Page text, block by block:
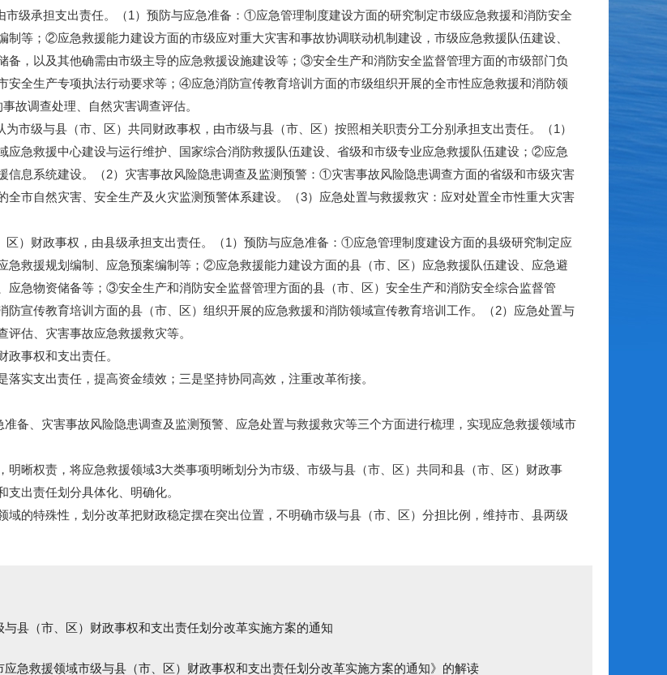
市级承担支出责任。（1）预防与应急准备：①应急管理制度建设方面的研究制定市级应急救援和消防安全
等；②应急救援能力建设方面的市级应对重大灾害和事故协调联动机制建设，市级应急救援队伍建设、
备，以及其他确需由市级主导的应急救援设施建设等；③安全生产和消防安全监督管理方面的市级部门负
安全生产专项执法行动要求等；④应急消防宣传教育培训方面的市级组织开展的全市性应急救援和消防领
故调查处理、自然灾害调查评估。
为市级与县（市、区）共同财政事权，由市级与县（市、区）按照相关职责分工分别承担支出责任。（1）
急救援中心建设与运行维护、国家综合消防救援队伍建设、省级和市级专业应急救援队伍建设；②应急
信息系统建设。（2）灾害事故风险隐患调查及监测预警：①灾害事故风险隐患调查方面的省级和市级灾害
市自然灾害、安全生产及火灾监测预警体系建设。（3）应急处置与救援救灾：应对处置全市性重大灾害
财政事权，由县级承担支出责任。（1）预防与应急准备：①应急管理制度建设方面的县级研究制定应
急救援规划编制、应急预案编制等；②应急救援能力建设方面的县（市、区）应急救援队伍建设、应急避
应急物资储备等；③安全生产和消防安全监督管理方面的县（市、区）安全生产和消防安全综合监督管
宣传教育培训方面的县（市、区）组织开展的应急救援和消防领域宣传教育培训工作。（2）应急处置与
估、灾害事故应急救援救灾等。
事权和支出责任。
支出责任，提高资金绩效；三是坚持协同高效，注重改革衔接。
、灾害事故风险隐患调查及监测预警、应急处置与救援救灾等三个方面进行梳理，实现应急救援领域市
权责，将应急救援领域3大类事项明晰划分为市级、市级与县（市、区）共同和县（市、区）财政事
出责任划分具体化、明确化。
特殊性，划分改革把财政稳定摆在突出位置，不明确市级与县（市、区）分担比例，维持市、县两级
县（市、区）财政事权和支出责任划分改革实施方案的通知
急救援领域市级与县（市、区）财政事权和支出责任划分改革实施方案的通知》的解读